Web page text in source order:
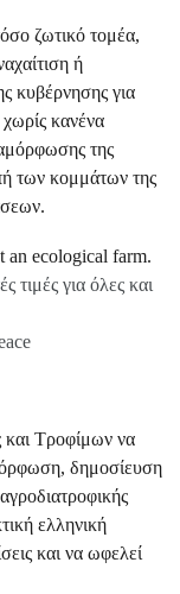
ζωτικό τομέα,
ή
κυβέρνησης για
κανένα
της
των κομμάτων της
τιμές για όλες και
και Τροφίμων να
δημοσίευση
ελληνική
και να ωφελεί